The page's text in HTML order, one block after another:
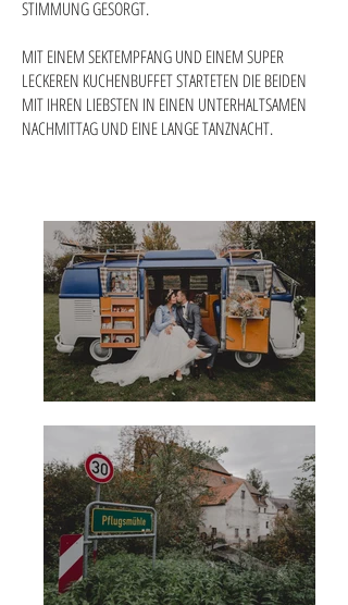
STIMMUNG GESORGT.
MIT EINEM SEKTEMPFANG UND EINEM SUPER
LECKEREN KUCHENBUFFET STARTETEN DIE BEIDEN
MIT IHREN LIEBSTEN IN EINEN UNTERHALTSAMEN
NACHMITTAG UND EINE LANGE TANZNACHT.